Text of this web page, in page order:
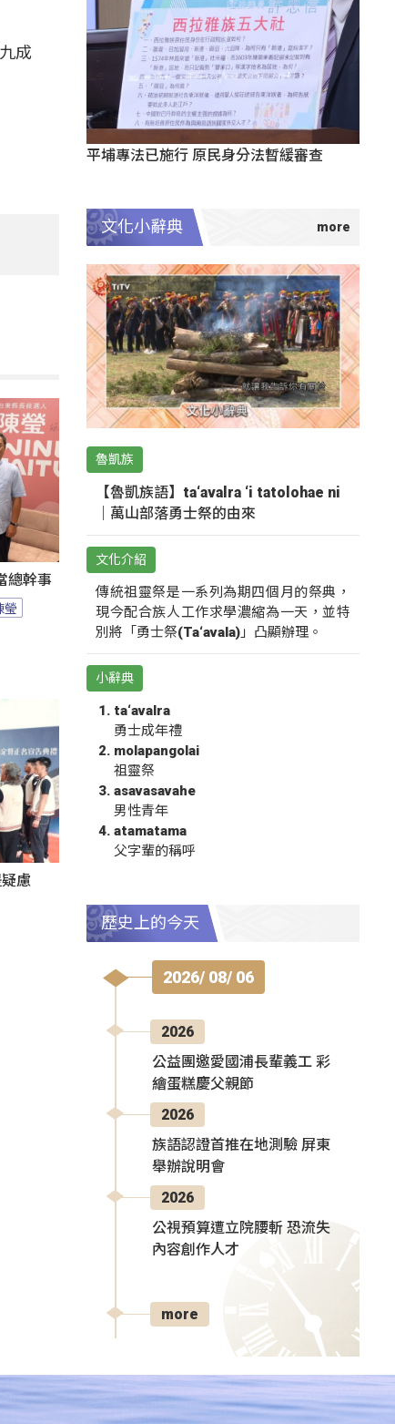
成
總幹事
瑩
慮
平埔專法已施行 原民身分法暫緩審查
文化小辭典
魯凱族
【魯凱族語】ta‘avalra ‘i tatolohae ni
｜萬山部落勇士祭的由來
文化介紹
傳統祖靈祭是一系列為期四個月的祭典，
現今配合族人工作求學濃縮為一天，並特
別將「勇士祭(Ta‘avala)」凸顯辦理。
小辭典
ta‘avalra
勇士成年禮
molapangolai
祖靈祭
asavasavahe
男性青年
atamatama
父字輩的稱呼
歷史上的今天
2026/ 08/ 06
2026
公益團邀愛國浦長輩義工 彩
繪蛋糕慶父親節
2026
族語認證首推在地測驗 屏東
舉辦說明會
2026
公視預算遭立院腰斬 恐流失
內容創作人才
more